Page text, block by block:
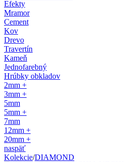
Efekty
Mramor
Cement
Kov
Drevo
Travertín
Kameň
Jednofarebný
Hrúbky obkladov
2mm +
3mm +
5mm
5mm +
7mm
12mm +
20mm +
naspäť
Kolekcie/DIAMOND